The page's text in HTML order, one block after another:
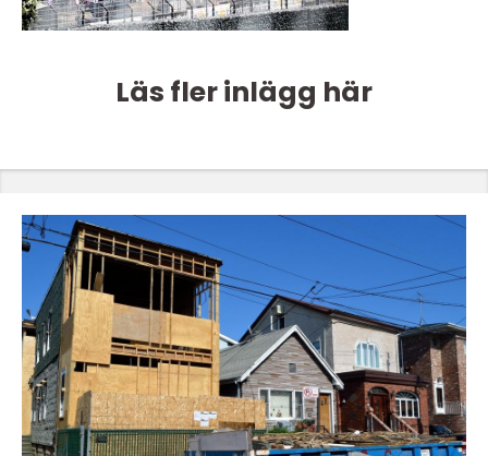
Läs fler inlägg här